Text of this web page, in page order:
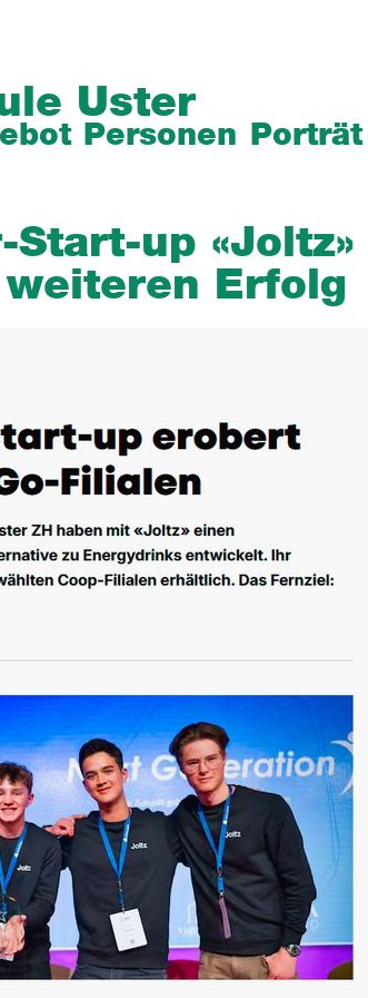
Uster
Personen Porträt
Start-up «Joltz»
Erfolg